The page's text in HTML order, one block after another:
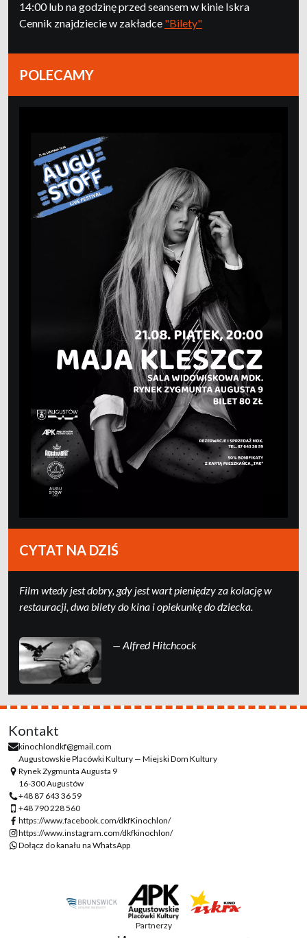
14:00 lub na godzinę przed seansem w kinie Iskra
Cennik znajdziecie w zakładce "Bilety"
POLECAMY
CYTAT NA DZIŚ
Film wtedy jest dobry, gdy jest wart pieniędzy za kolację w
restauracji, dwa bilety do kina i opiekunkę do dziecka.
— Alfred Hitchcock
Kontakt
kinochlondkf@gmail.com
Augustowskie Placówki Kultury — Miejski Dom Kultury
Rynek Zygmunta Augusta 9
16-300 Augustów
+48 87 643 36 59
+48 790 228 560
https://www.facebook.com/dkfKinochlon/
https://www.instagram.com/dkfkinochlon/
Dołącz do kanału na WhatsApp
Partnerzy